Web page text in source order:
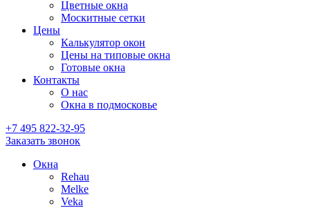
Цветные окна
Москитные сетки
Цены
Калькулятор окон
Цены на типовые окна
Готовые окна
Контакты
О нас
Окна в подмосковье
+7 495 822-32-95
Заказать звонок
Окна
Rehau
Melke
Veka